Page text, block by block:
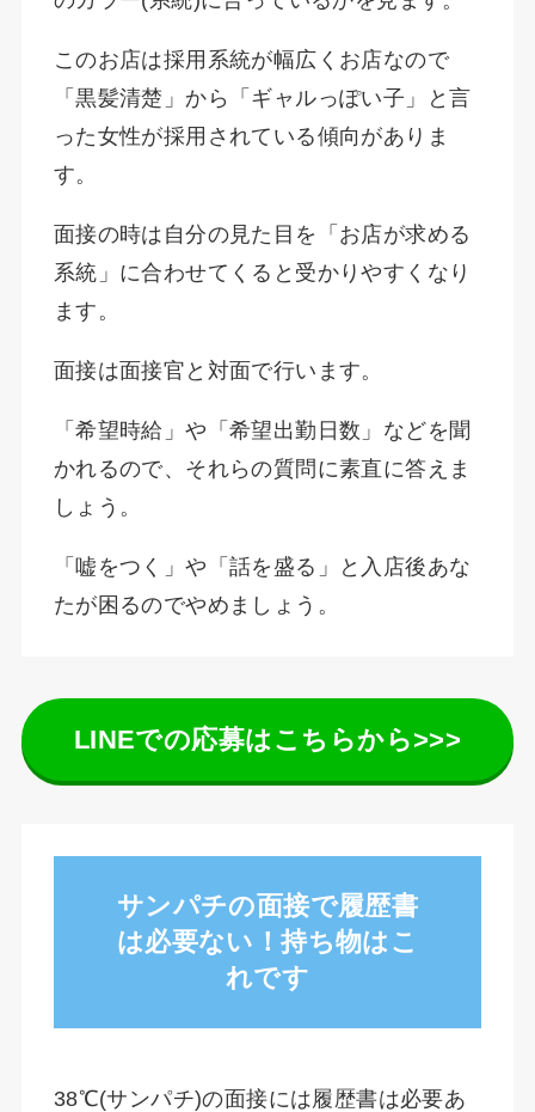
このお店は採用系統が幅広くお店なので
「黒髪清楚」から「ギャルっぽい子」と言
った女性が採用されている傾向がありま
す。
面接の時は自分の見た目を「お店が求める
系統」に合わせてくると受かりやすくなり
ます。
面接は面接官と対面で行います。
「希望時給」や「希望出勤日数」などを聞
かれるので、それらの質問に素直に答えま
しょう。
「嘘をつく」や「話を盛る」と入店後あな
たが困るのでやめましょう。
LINEでの応募はこちらから>>>
サンパチの面接で履歴書
は必要ない！持ち物はこ
れです
38℃(サンパチ)の面接には履歴書は必要あ